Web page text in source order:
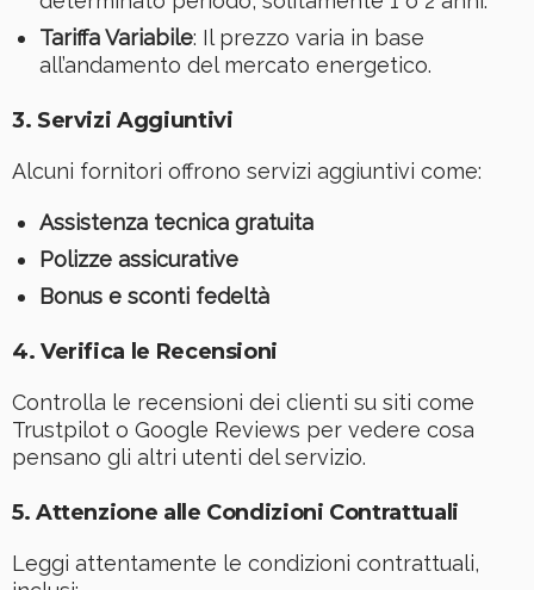
Tariffa Variabile: Il prezzo varia in base
all’andamento del mercato energetico.
3. Servizi Aggiuntivi
Alcuni fornitori offrono servizi aggiuntivi come:
Assistenza tecnica gratuita
Polizze assicurative
Bonus e sconti fedeltà
4. Verifica le Recensioni
Controlla le recensioni dei clienti su siti come
Trustpilot o Google Reviews per vedere cosa
pensano gli altri utenti del servizio.
5. Attenzione alle Condizioni Contrattuali
Leggi attentamente le condizioni contrattuali,